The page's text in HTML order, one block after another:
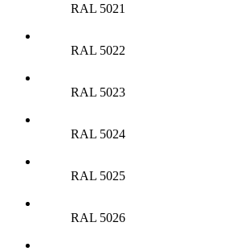
RAL 5021
RAL 5022
RAL 5023
RAL 5024
RAL 5025
RAL 5026